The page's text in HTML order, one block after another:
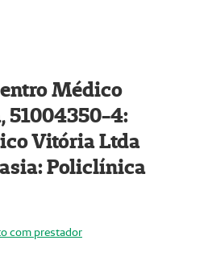
Médico
51004350-4:
Vitória Ltda
Policlínica
com prestador